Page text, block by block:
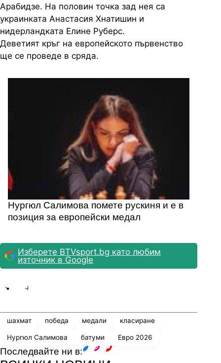
Арабидзе. На половин точка зад нея са
украинката Анастасия Хнатишин и
нидерландката Елине Руберс.
Деветият кръг на европейското първенство
ще се проведе в сряда.
Нургюл Салимова помете рускиня и е в
позиция за европейски медал
Изберете BTVsport.bg като любим
източник в Google
шахмат победа медали класиране
Нургюл Салимова батуми Евро 2026
Последвайте ни в: